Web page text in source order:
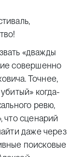
«дважды
совершенно
Точнее,
когда-
ревю,
что сценарий
даже через
поисковые